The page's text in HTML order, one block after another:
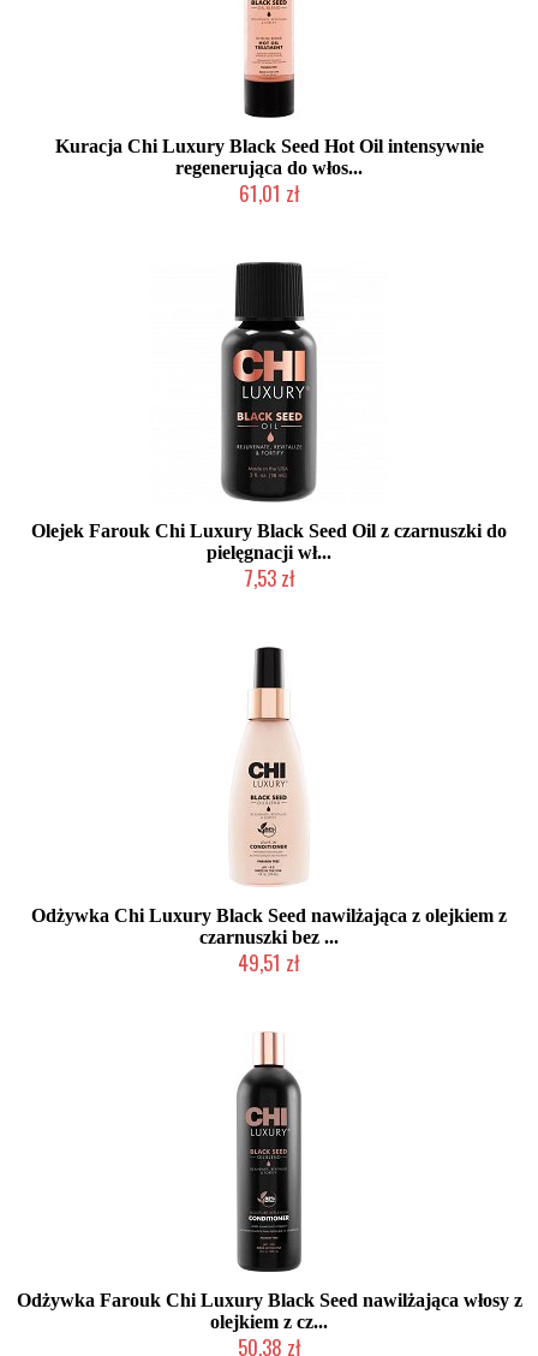
Kuracja Chi Luxury Black Seed Hot Oil intensywnie
regenerująca do włos...
61,01 zł
Olejek Farouk Chi Luxury Black Seed Oil z czarnuszki do
pielęgnacji wł...
7,53 zł
Odżywka Chi Luxury Black Seed nawilżająca z olejkiem z
czarnuszki bez ...
49,51 zł
Odżywka Farouk Chi Luxury Black Seed nawilżająca włosy z
olejkiem z cz...
50,38 zł